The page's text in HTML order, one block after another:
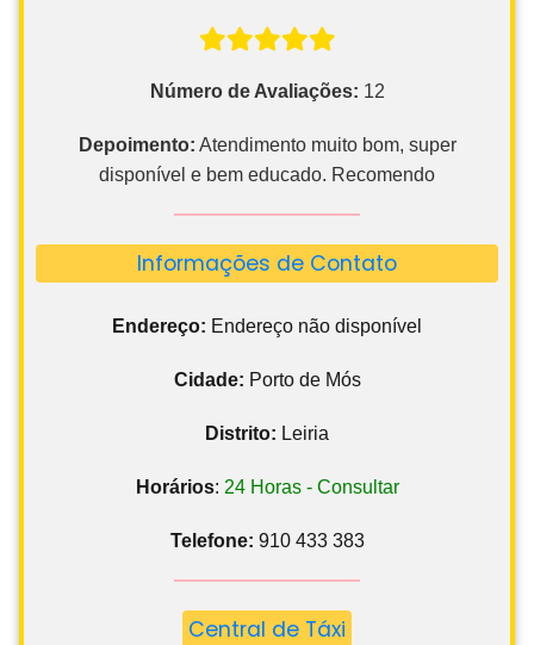
Número de Avaliações: 12
Depoimento: Atendimento muito bom, super
disponível e bem educado. Recomendo
Informações de Contato
Endereço: Endereço não disponível
Cidade: Porto de Mós
Distrito: Leiria
Horários: 24 Horas - Consultar
Telefone: 910 433 383
Central de Táxi